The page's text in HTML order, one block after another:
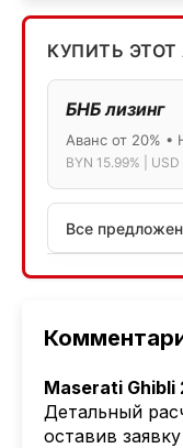
Maserati Ghibli
Детальный
оставив
КУПИТЬ
БНБ лизинг
Аванс от 20%
BYN 15.99% |
Все
АСБ лизинг
Лизинг: BYN
Также доступен